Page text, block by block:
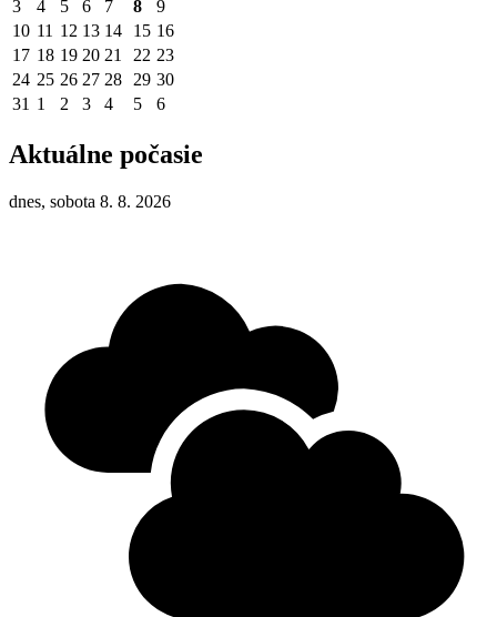
3
4 5 6 7 8
9
10 11 12 13 14 15 16
17 18 19 20 21 22 23
24 25 26 27 28 29 30
31 1 2 3 4 5 6
Aktuálne počasie
dnes, sobota 8. 8. 2026